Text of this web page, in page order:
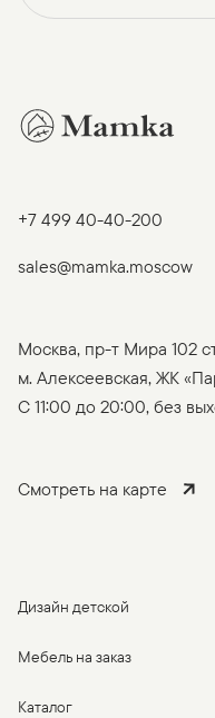
+7 499 40-40-200
sales@mamka.moscow
Москва, пр-т Мира 102
м. Алексеевская, ЖК
C 11:00 до 20:00, без
Смотреть на карте
Дизайн детской
Мебель на заказ
Каталог